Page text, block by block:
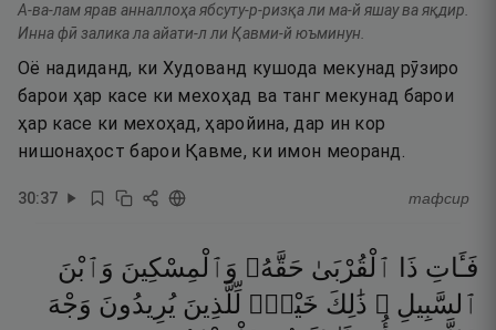
А-ва-лам ярав анналлоҳа ябсуту-р-ризқа ли ма-й яшау ва яқдир.
Инна фӣ залика ла айати-л ли Қавми-й юъминун.
Оё надиданд, ки Худованд кушода мекунад рӯзиро
барои ҳар касе ки мехоҳад ва танг мекунад барои
ҳар касе ки мехоҳад, ҳаройина, дар ин кор
нишонаҳост барои Қавме, ки имон меоранд.
30:37 тафсир
فَـَٔاتِ ذَا ٱلْقُرْبَىٰ حَقَّهُۥ وَٱلْمِسْكِينَ وَٱبْنَ
ٱلسَّبِيلِ ۚ ذَٰلِكَ خَيْرٌۭ لِّلَّذِينَ يُرِيدُونَ وَجْهَ